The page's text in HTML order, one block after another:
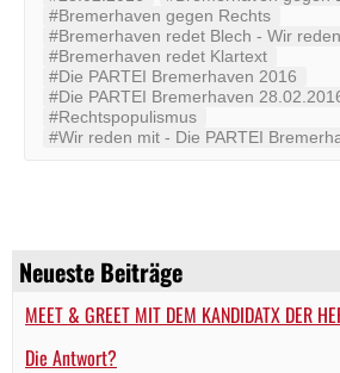
Neueste Beiträge
MEET & GREET MIT DEM KANDIDATX DER
Die Antwort?
#Bremerhaven gegen Rechts
#Bremerhaven redet Blech - Wir
#Bremerhaven redet Klartext
#Die PARTEI Bremerhaven 2016
#Die PARTEI Bremerhaven
#Rechtspopulismus
#Wir reden mit - Die PARTEI